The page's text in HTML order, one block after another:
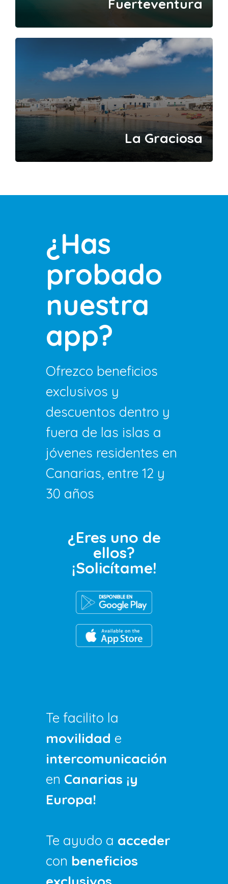
Fuerteventura
La Graciosa
¿Has
probado
nuestra
app?
Ofrezco beneficios
exclusivos y
descuentos dentro y
fuera de las islas a
jóvenes residentes en
Canarias, entre 12 y
30 años
¿Eres uno de
ellos?
¡Solicítame!
Te facilito la
movilidad e
intercomunicación
en Canarias ¡y
Europa!
Te ayudo a acceder
con beneficios